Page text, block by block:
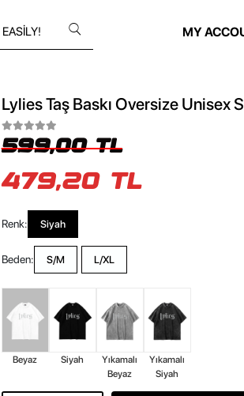
MY
Lylies Taş Baskı Oversize Unisex
599,00 TL
479,20 TL
Renk: Siyah
Beden: S/M L/XL
Beyaz Siyah
Yıkamalı
Beyaz
Yıkamalı
Siyah